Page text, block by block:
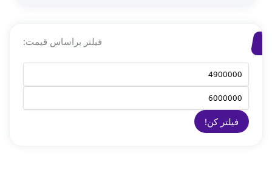
فیلتر براساس قیمت:
فیلتر کن!